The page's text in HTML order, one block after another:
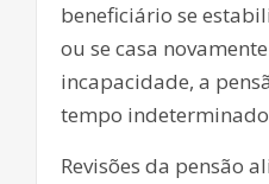
beneficiário se
ou se casa
incapacidade, a
tempo
Revisões da pensão